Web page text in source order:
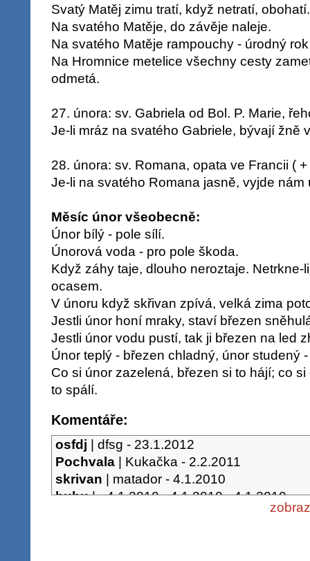
Svatý Matěj zimu tratí, když netratí, obohatí.
Na svatého Matěje, do závěje naleje.
Na svatého Matěje rampouchy - úrodný
Na Hromnice metelice všechny cesty
odmetá.
27. února: sv. Gabriela od Bol. P. Marie,
Je-li mráz na svatého Gabriele, bývají žně
28. února: sv. Romana, opata ve Francii ( +
Je-li na svatého Romana jasně, vyjde nám
Měsíc únor všeobecně:
Únor bílý - pole sílí.
Únorová voda - pro pole škoda.
Když záhy taje, dlouho neroztaje. Netrkne-
ocasem.
V únoru když skřivan zpívá, velká zima
Jestli únor honí mraky, staví březen
Jestli únor vodu pustí, tak ji březen na led
Únor teplý - březen chladný, únor studený
Co si únor zazelená, březen si to hájí; co
to spálí.
Komentáře:
osfdj | dfsg - 23.1.2012
Pochvala| Kukačka - 2.2.2011
skrivan | matador- 4.1.2010
bubu|- 4.1.2010 - 4.1.2010-4.1.2010
| tomáš marek zš pod